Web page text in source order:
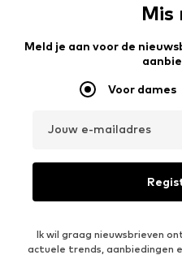
Mis
Meld je aan voor de
Voor dames
Jouw e-mailadres
Ik wil graag nieuwsbrieven
actuele trends, aanbiedingen